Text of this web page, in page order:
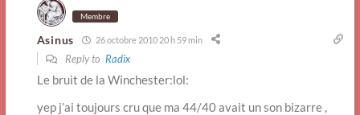
Membre
Asinus 26 octobre 2010 20 h 59 min
Reply to Radix
Le bruit de la Winchester:lol:
yep j’ai toujours cru que ma 44/40 avait un son bizarre ,